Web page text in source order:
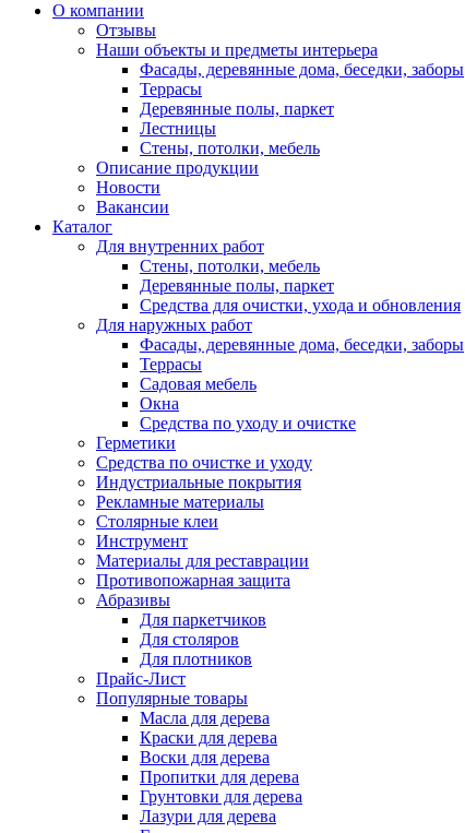
О компании
Отзывы
Наши объекты и предметы интерьера
Фасады, деревянные дома, беседки, заборы
Террасы
Деревянные полы, паркет
Лестницы
Стены, потолки, мебель
Описание продукции
Новости
Вакансии
Каталог
Для внутренних работ
Стены, потолки, мебель
Деревянные полы, паркет
Средства для очистки, ухода и обновления
Для наружных работ
Фасады, деревянные дома, беседки, заборы
Террасы
Садовая мебель
Окна
Средства по уходу и очистке
Герметики
Средства по очистке и уходу
Индустриальные покрытия
Рекламные материалы
Столярные клеи
Инструмент
Материалы для реставрации
Противопожарная защита
Абразивы
Для паркетчиков
Для столяров
Для плотников
Прайс-Лист
Популярные товары
Масла для дерева
Краски для дерева
Воски для дерева
Пропитки для дерева
Грунтовки для дерева
Лазури для дерева